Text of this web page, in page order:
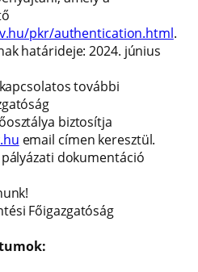
pkr/authentication.html.
határideje: 2024. június
további
biztosítja
email címen keresztül.
dokumentáció
Főigazgatóság